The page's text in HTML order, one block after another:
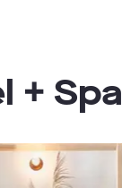
+ Spa